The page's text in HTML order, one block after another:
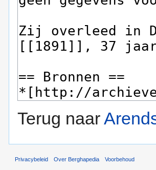
Terug naar
Privacybeleid Over Berghapedia Voorbehoud